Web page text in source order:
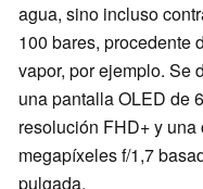
agua, sino incluso
100 bares, procedente
vapor, por ejemplo. Se
una pantalla OLED de
resolución FHD+ y
megapíxeles f/1,7
pulgada.